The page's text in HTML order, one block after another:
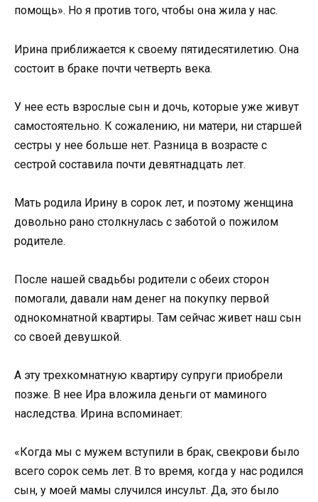
помощь». Но я против того, чтобы она жила у нас.
Ирина приближается к своему пятидесятилетию. Она
состоит в браке почти четверть века.
У нее есть взрослые сын и дочь, которые уже живут
самостоятельно. К сожалению, ни матери, ни старшей
сестры у нее больше нет. Разница в возрасте с
сестрой составила почти девятнадцать лет.
Мать родила Ирину в сорок лет, и поэтому женщина
довольно рано столкнулась с заботой о пожилом
родителе.
После нашей свадьбы родители с обеих сторон
помогали, давали нам денег на покупку первой
однокомнатной квартиры. Там сейчас живет наш сын
со своей девушкой.
А эту трехкомнатную квартиру супруги приобрели
позже. В нее Ира вложила деньги от маминого
наследства. Ирина вспоминает:
«Когда мы с мужем вступили в брак, свекрови было
всего сорок семь лет. В то время, когда у нас родился
сын, у моей мамы случился инсульт. Да, это было